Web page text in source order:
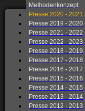
Methodenkonzept
Presse 2020 - 2021
Presse 2019 - 2020
Presse 2021 - 2022
Presse 2022 - 2023
Presse 2018 - 2019
Presse 2017 - 2018
Presse 2016 - 2017
Presse 2015 - 2016
Presse 2014 - 2015
Presse 2013 - 2014
Presse 2012 - 2013